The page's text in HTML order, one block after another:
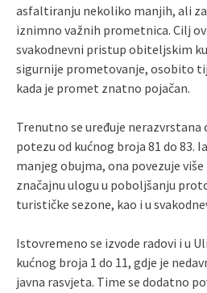
asfaltiranju nekoliko manjih, ali
iznimno važnih prometnica. Cilj
svakodnevni pristup obiteljskim
sigurnije prometovanje, osobito
kada je promet znatno pojačan.
Trenutno se uređuje nerazvrstana
potezu od kućnog broja 81 do 83.
manjeg obujma, ona povezuje
značajnu ulogu u poboljšanju
turističke sezone, kao i u
Istovremeno se izvode radovi i u
kućnog broja 1 do 11, gdje je
javna rasvjeta. Time se dodatno